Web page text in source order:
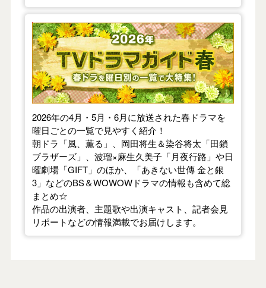
【2026年春】TVドラマガイド
2026年の4月・5月・6月に放送された春ドラマを
曜日ごとの一覧で見やすく紹介！
朝ドラ「風、薫る」、岡田将生＆染谷将太「田鎖
ブラザーズ」、波瑠×麻生久美子「月夜行路」や日
曜劇場「GIFT」のほか、「あきない世傳 金と銀
3」などのBS＆WOWOWドラマの情報も含めて総
まとめ☆
作品の出演者、主題歌や出演キャスト、記者会見
リポートなどの情報満載でお届けします。